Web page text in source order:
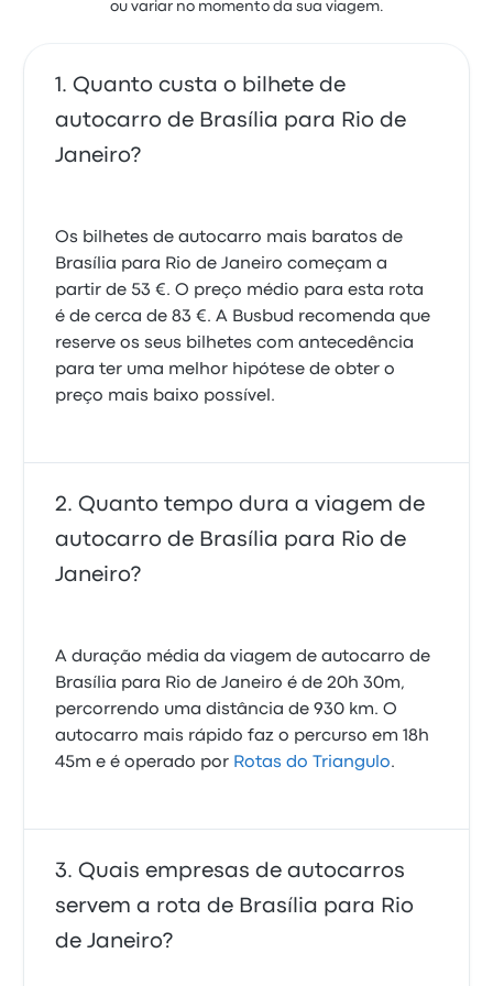
ou variar no momento da sua viagem.
Quanto custa o bilhete de
autocarro de Brasília para Rio de
Janeiro?
Os bilhetes de autocarro mais baratos de
Brasília para Rio de Janeiro começam a
partir de 53 €. O preço médio para esta rota
é de cerca de 83 €. A Busbud recomenda que
reserve os seus bilhetes com antecedência
para ter uma melhor hipótese de obter o
preço mais baixo possível.
Quanto tempo dura a viagem de
autocarro de Brasília para Rio de
Janeiro?
A duração média da viagem de autocarro de
Brasília para Rio de Janeiro é de 20h 30m,
percorrendo uma distância de 930 km. O
autocarro mais rápido faz o percurso em 18h
45m e é operado por Rotas do Triangulo.
Quais empresas de autocarros
servem a rota de Brasília para Rio
de Janeiro?